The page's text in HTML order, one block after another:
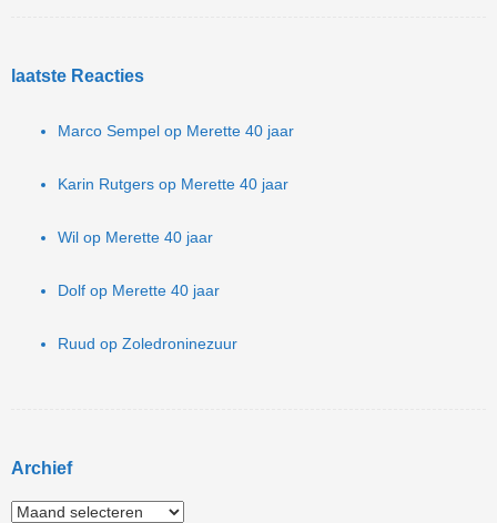
laatste Reacties
Marco Sempel op Merette 40 jaar
Karin Rutgers op Merette 40 jaar
Wil op Merette 40 jaar
Dolf op Merette 40 jaar
Ruud op Zoledroninezuur
Archief